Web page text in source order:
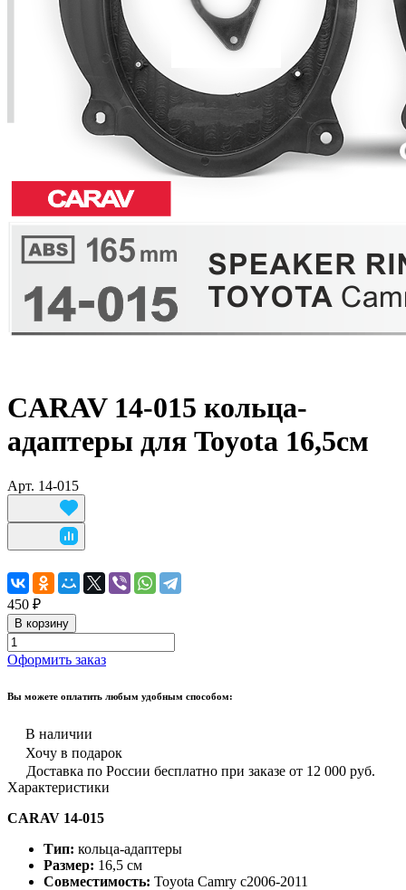
CARAV 14-015 кольца-
адаптеры для Toyota 16,5см
Арт. 14-015
450 ₽
В корзину
Оформить заказ
Вы можете оплатить любым удобным способом:
В наличии
Хочу в подарок
Доставка по России бесплатно при заказе от 12 000 руб.
Характеристики
CARAV 14-015
Тип: кольца-адаптеры
Размер: 16,5 см
Совместимость: Toyota Camry c2006-2011